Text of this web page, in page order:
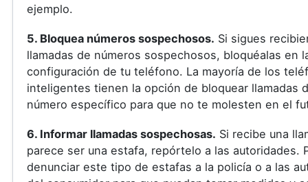
ejemplo.
5. Bloquea números sospechosos. Si sigues
llamadas de números sospechosos, bloquéalas en
configuración de tu teléfono. La mayoría de los
inteligentes tienen la opción de bloquear llamadas
número específico para que no te molesten en el
6. Informar llamadas sospechosas. Si recibe una
parece ser una estafa, repórtelo a las autoridades.
denunciar este tipo de estafas a la policía o a las